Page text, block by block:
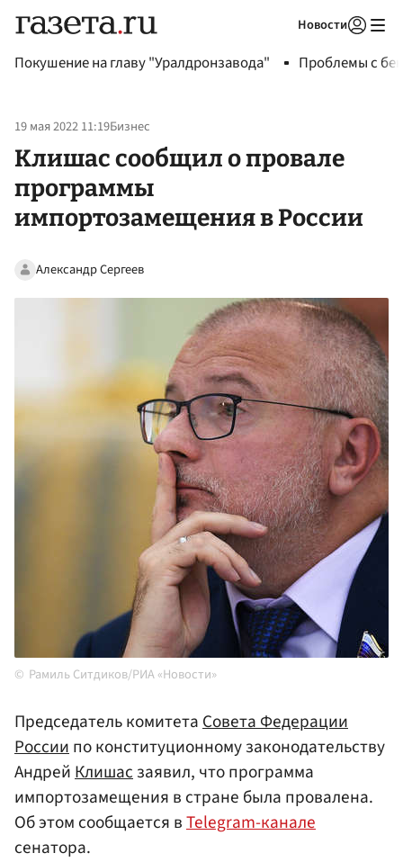
Новости
Покушение на главу "Уралдронзавода" Проблемы с
19 мая 2022 11:19Бизнес
Клишас сообщил о провале
программы
импортозамещения в России
Александр Сергеев
Рамиль Ситдиков/РИА «Новости»
Председатель комитетаСовета Федерации
Россиипо конституционному законодательству
АндрейКлишасзаявил, что программа
импортозамещения в стране была провалена.
Об этом сообщается вTelegram-канале
сенатора.